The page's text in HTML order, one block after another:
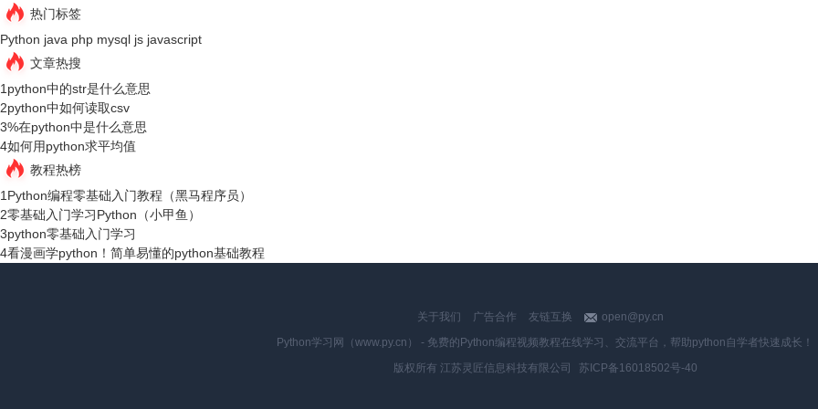
热门标签
Python java php mysql js javascript
文章热搜
1python中的str是什么意思
2python中如何读取csv
3%在python中是什么意思
4如何用python求平均值
教程热榜
1Python编程零基础入门教程（黑马程序员）
2零基础入门学习Python（小甲鱼）
3python零基础入门学习
4看漫画学python！简单易懂的python基础教程
关于我们 广告合作 友链互换
open@py.cn
Python学习网（www.py.cn） - 免费的Python编程视频教程在线学习、交流平台，帮助python自学者快速成长！
版权所有 江苏灵匠信息科技有限公司
苏ICP备16018502号-40